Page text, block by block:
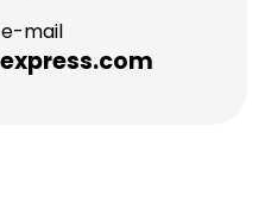
mail